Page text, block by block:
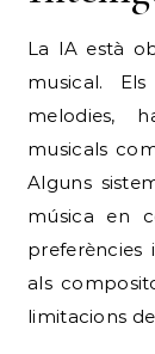
La IA està
musical.
melodies,
musicals
Alguns
música en
preferències
als
limitacions